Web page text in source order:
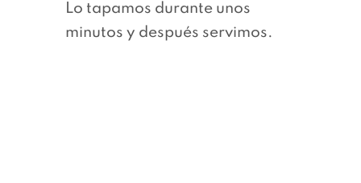
Lo tapamos durante unos
minutos y después servimos.